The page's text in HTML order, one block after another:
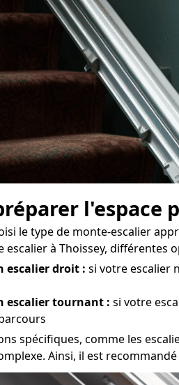
le type de monte-escalier
à Thoissey, différentes
droit : si votre escalier
escalier tournant : si votre
spécifiques, comme les
Ainsi, il est